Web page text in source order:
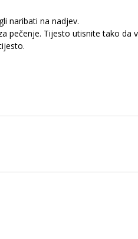
naribati na nadjev.
pečenje. Tijesto utisnite tako da